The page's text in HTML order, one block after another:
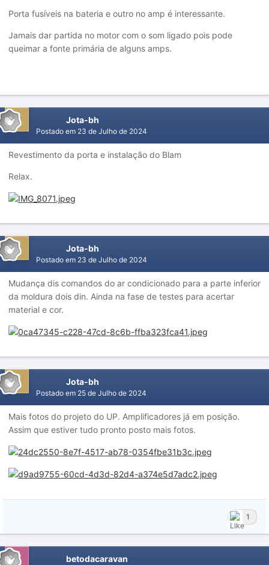
Porta fusíveis na bateria e outro no amp é interessante.
Jamais dar partida no motor com o som ligado pois pode
queimar a fonte primária de alguns amps.
Jota-bh
Postado em 23 de Julho de 2024
Revestimento da porta e instalação do Blam
Relax.
Jota-bh
Postado em 23 de Julho de 2024
Mudança dis comandos do ar condicionado para a parte inferior
da moldura dois din. Ainda na fase de testes para acertar
material e cor.
Jota-bh
Postado em 25 de Julho de 2024
Mais fotos do projeto do UP. Amplificadores já em posição.
Assim que estiver tudo pronto posto mais fotos.
1
betodacaravan